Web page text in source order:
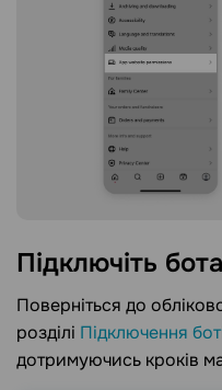
Підключіть бота
Поверніться до
розділі Підключення
дотримуючись кроків